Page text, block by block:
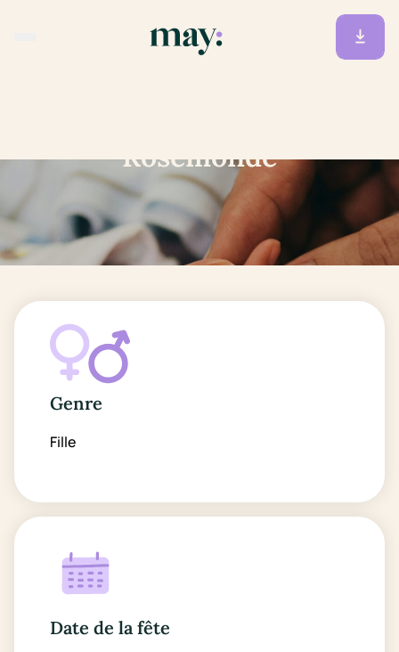
Rosemonde
Genre
Fille
Date de la fête